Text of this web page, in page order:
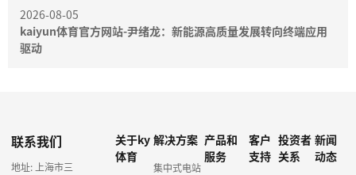
2026-08-05
kaiyun体育官方网站-尹绪龙：新能源高质量发展转向终端应用
驱动
联系我们
地址: 上海市三
关于ky
体育
解决方案
集中式电站
产品和
服务
客户
支持
投资者
关系
新闻
动态